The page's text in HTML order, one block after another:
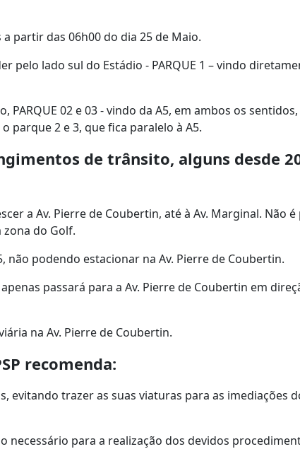
partir das 06h00 do dia 25 de Maio.
pelo lado sul do Estádio - PARQUE 1 – vindo
02 e 03 - vindo da A5, em ambos os sentidos,
parque 2 e 3, que fica paralelo à A5.
de trânsito, alguns desde
a Av. Pierre de Coubertin, até à Av. Marginal. Não é
zona do Golf.
não podendo estacionar na Av. Pierre de Coubertin.
passará para a Av. Pierre de Coubertin em
na Av. Pierre de Coubertin.
recomenda:
evitando trazer as suas viaturas para as imediações
necessário para a realização dos devidos